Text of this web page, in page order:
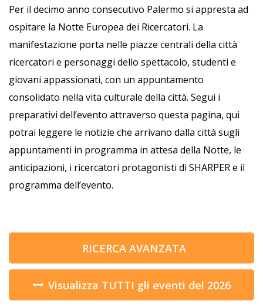
Per il decimo anno consecutivo Palermo si appresta ad
ospitare la Notte Europea dei Ricercatori. La
manifestazione porta nelle piazze centrali della città
ricercatori e personaggi dello spettacolo, studenti e
giovani appassionati, con un appuntamento
consolidato nella vita culturale della città. Segui i
preparativi dell’evento attraverso questa pagina, qui
potrai leggere le notizie che arrivano dalla città sugli
appuntamenti in programma in attesa della Notte, le
anticipazioni, i ricercatori protagonisti di SHARPER e il
programma dell’evento.
RICERCA AVANZATA
Visualizza TUTTI gli eventi del 2026